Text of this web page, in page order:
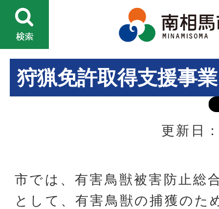
狩猟免許取得支援事業
更新日
市では、有害鳥獣被害防止総
として、有害鳥獣の捕獲のた